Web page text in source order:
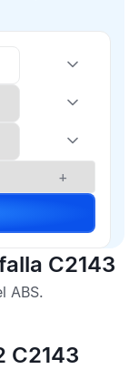
+
C2143
ABS.
C2143